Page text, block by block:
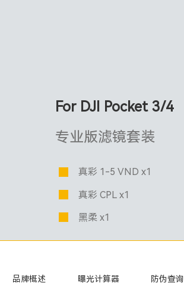
For DJI Pocket 3/4
专业版滤镜套装
真彩 1-5 VND x1
真彩 CPL x1
黑柔 x1
品牌概述 曝光计算器 防伪查询